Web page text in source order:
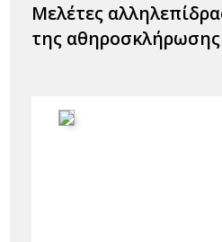
Μελέτες
της αθηροσκλήρωσης